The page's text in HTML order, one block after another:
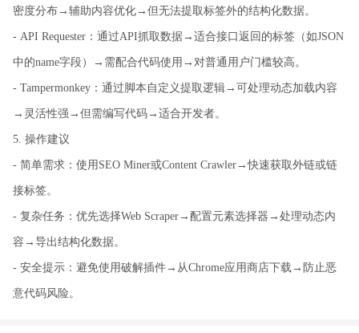
密度分布→辅助内容优化→但无法提取标签外的结构化数据。
- API Requester：通过API抓取数据→适合接口返回的标签（如JSON
中的name字段）→需配合代码使用→对普通用户门槛较高。
- Tampermonkey：通过脚本自定义提取逻辑→可处理动态加载内容
→灵活性强→但需编写代码→适合开发者。
5. 操作建议
- 简单需求：使用SEO Miner或Content Crawler→快速获取外链或链
接标签。
- 复杂任务：优先选择Web Scraper→配置元素选择器→处理动态内
容→导出结构化数据。
- 安全提示：避免使用破解插件→从Chrome应用商店下载→防止恶
意代码风险。